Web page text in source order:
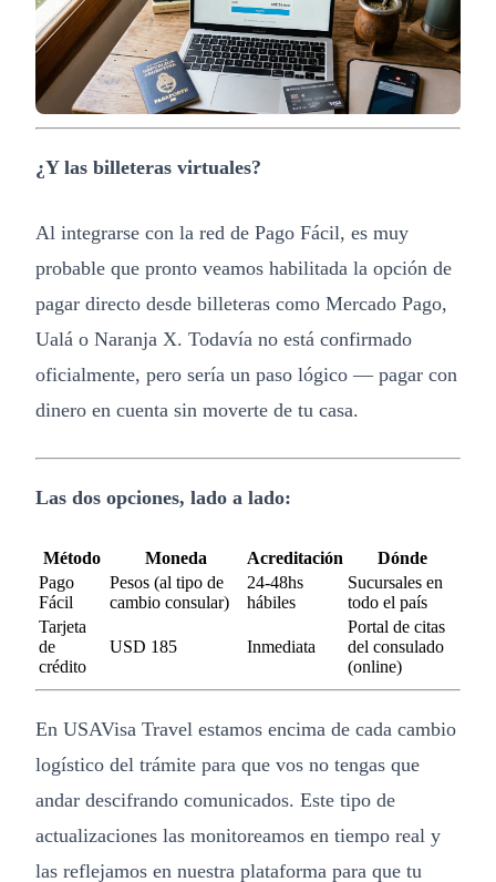
¿Y las billeteras virtuales?
Al integrarse con la red de Pago Fácil, es muy
probable que pronto veamos habilitada la opción de
pagar directo desde billeteras como Mercado Pago,
Ualá o Naranja X. Todavía no está confirmado
oficialmente, pero sería un paso lógico — pagar con
dinero en cuenta sin moverte de tu casa.
Las dos opciones, lado a lado:
Método Moneda Acreditación
Dónde
Pago
Fácil
Pesos (al tipo de
cambio consular)
24-48hs
hábiles
Sucursales en
todo el país
Tarjeta
de
crédito
USD 185 Inmediata
Portal de citas
del consulado
(online)
En USAVisa Travel estamos encima de cada cambio
logístico del trámite para que vos no tengas que
andar descifrando comunicados. Este tipo de
actualizaciones las monitoreamos en tiempo real y
las reflejamos en nuestra plataforma para que tu